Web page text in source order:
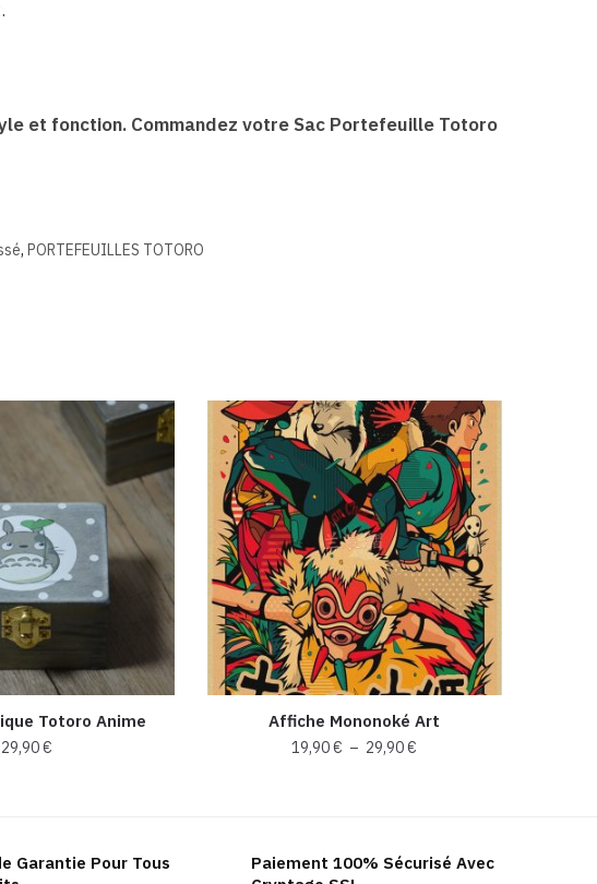
et fonction. Commandez votre Sac Portefeuille Totoro
, PORTEFEUILLES TOTORO
Totoro Anime
29,90€
Affiche Mononoké Art
19,90€ – 29,90€
29,90 €
plusieurs
Garantie Pour Tous
Paiement 100% Sécurisé Avec